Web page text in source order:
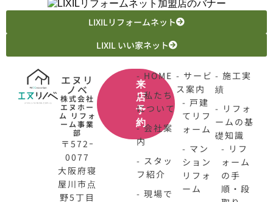
LIXILリフォームネット
LIXIL いい家ネット
エヌリ
ノベ
株式会社
エヌホー
ム リフォ
ーム事業
部
〒572ｰ
0077
大阪府寝
屋川市点
野5丁目
来
店
予
約
- HOME
- 私たち
について
- 会社案
内
- スタッ
フ紹介
- 現場で
- サービ
ス案内
- 戸建
てリフ
ォーム
- マン
ション
リフォ
ーム
- 施工実
績
- リフォ
ームの基
礎知識
- リフ
ォーム
の手
順・段